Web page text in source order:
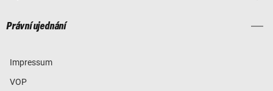
Právní ujednání
Impressum
VOP